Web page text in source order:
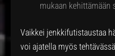
mukaan kehittämään
Vaikkei jenkkifutistaustaa
voi ajatella myös